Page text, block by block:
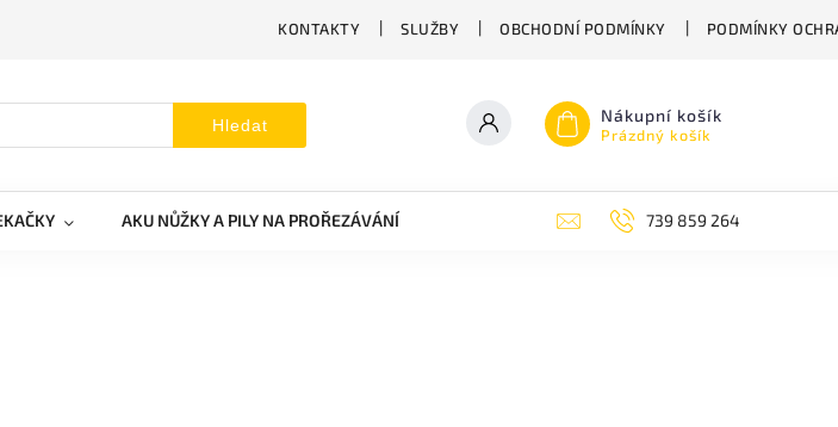
KONTAKTY SLUŽBY OBCHODNÍ PODMÍNKY PODMÍNKY
Hledat Nákupní košík
Prázdný košík
AKU NŮŽKY A PILY NA PROŘEZÁVÁNÍ ZAHRADNÍ NŮŽKY ZAHRADNÍ NÁŘADÍ STIGA
739 859 264